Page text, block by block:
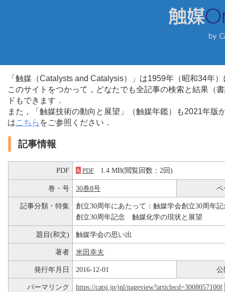
「触媒（Catalysts and Catalysis）」は1959年（昭和34年
このサイトをつかって，どなたでも全記事の検索と結果（
ドもできます．
また，「触媒技術の動向と展望」（触媒年鑑）も2021年
はこちら をご参照ください．
記事情報
PDF PDF 1.4 MB(閲覧回数：2回)
巻・号 30巻8号 ペ
記事分類・特集
創立30周年にあたって：触媒学会創立30周年
創立30周年記念 触媒化学の現状と展望
題目(和文) 触媒学会の思い出
著者 米田幸夫
発行年月日 2016-12-01 公
パーマリンク https://catsj.jp/jnl/pageview?articlecd=3008057100f